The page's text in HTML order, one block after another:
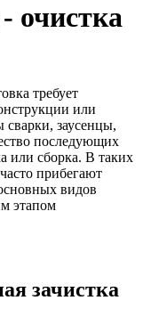
очистка
требует
или
сварки, заусенцы,
последующих
или сборка. В таких
прибегают
видов
этапом
зачистка